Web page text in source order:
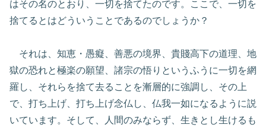
はその名のとおり、一切を捨てたのです。ここで、一切を
捨てるとはどういうことであるのでしょうか？
それは、知恵・愚癡、善悪の境界、貴賤高下の道理、地
獄の恐れと極楽の願望、諸宗の悟りというふうに一切を網
羅し、それらを捨て去ることを漸層的に強調し、その上
で、打ち上げ、打ち上げ念仏し、仏我一如になるように説
いています。そして、人間のみならず、生きとし生けるも